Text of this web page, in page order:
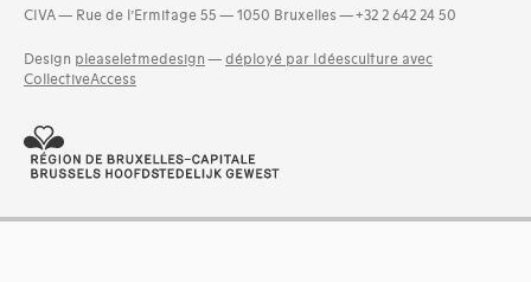
Groupes de documents (635)
Langues
Bosniaque (1)
Catalan (66)
Croate (2)
CIVA — Rue de l’Ermitage 55 — 1050 Bruxelles — +32 2 642 24 50
Design pleaseletmedesign — déployé par Idéesculture avec
CollectiveAccess